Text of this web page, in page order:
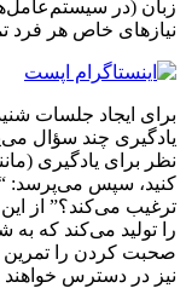
نیازهای خاص هر فرد
برای ایجاد جلسات
یادگیری چند سؤال
نظر برای یادگیری
کنید، سپس می‌پرسد:
ترغیب می‌کند؟” از
را تولید می‌کند که
صحبت کردن را تمرین
نیز در دسترس خواهند